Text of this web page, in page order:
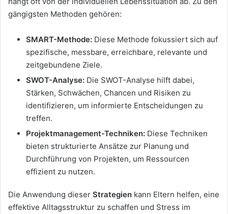
gängigsten Methoden gehören:
SMART-Methode: Diese Methode fokussiert sich auf
spezifische, messbare, erreichbare, relevante und
zeitgebundene Ziele.
SWOT-Analyse: Die SWOT-Analyse hilft dabei,
Stärken, Schwächen, Chancen und Risiken zu
identifizieren, um informierte Entscheidungen zu
treffen.
Projektmanagement-Techniken: Diese Techniken
bieten strukturierte Ansätze zur Planung und
Durchführung von Projekten, um Ressourcen
effizient zu nutzen.
Die Anwendung dieser Strategien kann Eltern helfen, eine
effektive Alltagsstruktur zu schaffen und Stress im